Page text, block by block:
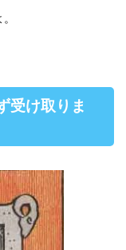
受け取りま